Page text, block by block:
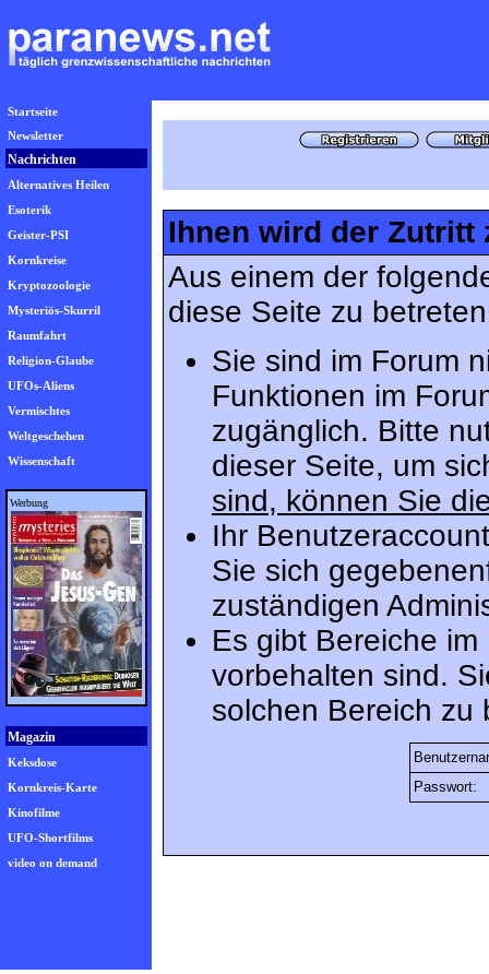
Startseite
Newsletter
Nachrichten
Alternatives Heilen
Esoterik
Geister-PSI
Kornkreise
Kryptozoologie
Mysteriös-Skurril
Raumfahrt
Religion-Glaube
UFOs-Aliens
Vermischtes
Weltgeschehen
Wissenschaft
Werbung
Magazin
Keksdose
Kornkreis-Karte
Kinofilme
UFO-Shortfilms
video on demand
Ihnen wird der Zutritt
Aus einem der
diese Seite zu
Sie sind im Forum
Funktionen im
zugänglich. Bitte
dieser Seite, um
sind, können Sie
Ihr
Sie sich
zuständigen
Es gibt Bereiche
vorbehalten sind.
solchen Bereich zu
Passwort: